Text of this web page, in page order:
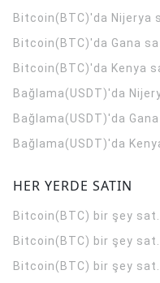
Bitcoin(BTC)'da Nijerya
Bitcoin(BTC)'da Gana
Bitcoin(BTC)'da Kenya
Bağlama(USDT)'da
Bağlama(USDT)'da Gana
Bağlama(USDT)'da
HER YERDE SATIN
Bitcoin(BTC) bir şey sat.
Bitcoin(BTC) bir şey sat.
Bitcoin(BTC) bir şey sat.